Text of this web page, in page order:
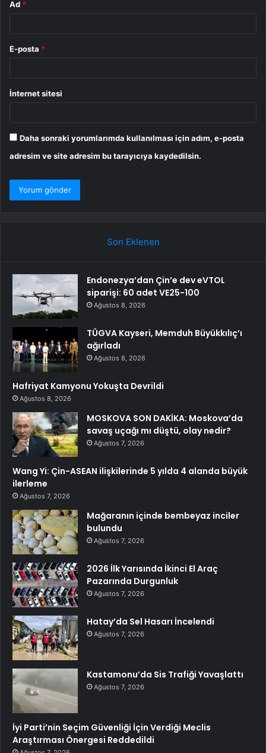
Ad *
E-posta *
İnternet sitesi
Daha sonraki yorumlarımda kullanılması için adım, e-posta
adresim ve site adresim bu tarayıcıya kaydedilsin.
Son Eklenen
Endonezya’dan Çin’e dev eVTOL
siparişi: 60 adet VE25-100
Ağustos 8, 2026
TÜGVA Kayseri, Memduh Büyükkılıç’ı
ağırladı
Ağustos 8, 2026
Hafriyat Kamyonu Yokuşta Devrildi
Ağustos 8, 2026
MOSKOVA SON DAKİKA: Moskova’da
savaş uçağı mı düştü, olay nedir?
Ağustos 7, 2026
Wang Yi: Çin-ASEAN ilişkilerinde 5 yılda 4 alanda büyük
ilerleme
Ağustos 7, 2026
Mağaranın içinde bembeyaz inciler
bulundu
Ağustos 7, 2026
2026 İlk Yarısında İkinci El Araç
Pazarında Durgunluk
Ağustos 7, 2026
Hatay’da Sel Hasarı İncelendi
Ağustos 7, 2026
Kastamonu’da Sis Trafiği Yavaşlattı
Ağustos 7, 2026
İyi Parti’nin Seçim Güvenliği İçin Verdiği Meclis
Araştırması Önergesi Reddedildi